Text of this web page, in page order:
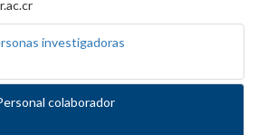
investigadoras
colaborador